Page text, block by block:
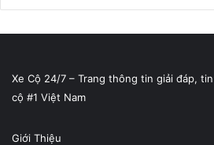
Xe Cộ 24/7 – Trang thông tin giải đáp,
cộ #1 Việt Nam
Giới Thiệu